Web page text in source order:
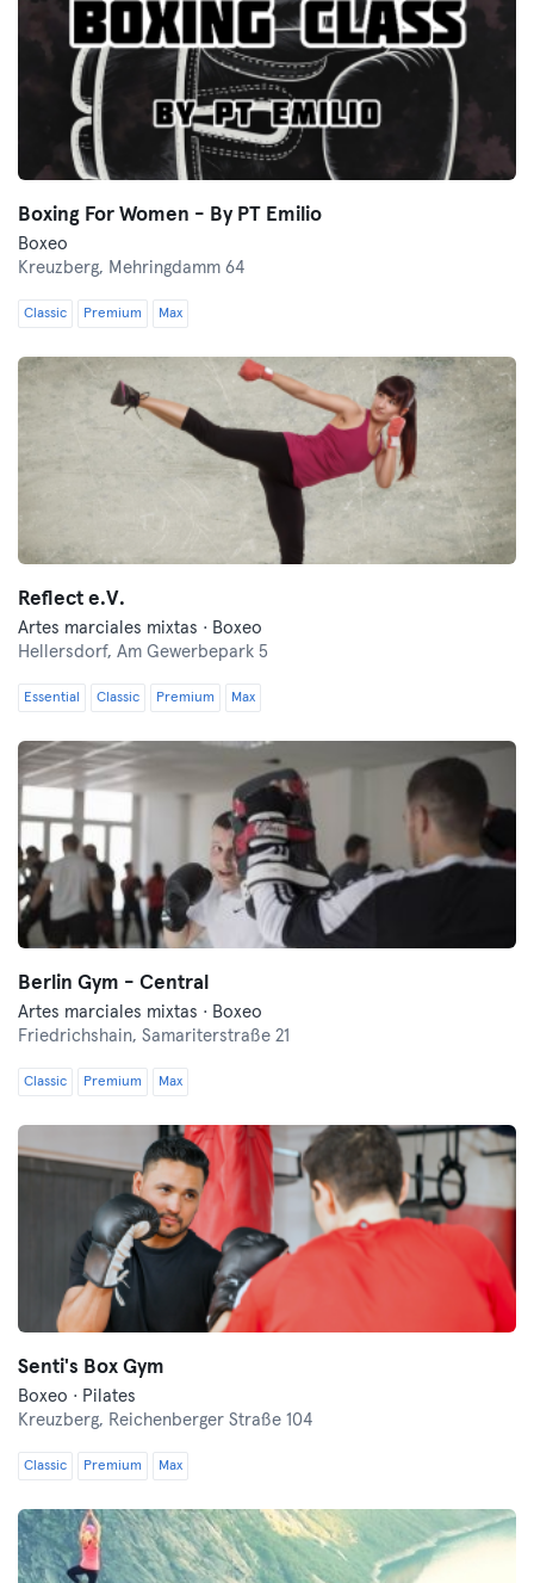
Boxing For Women - By PT Emilio
Boxeo
Kreuzberg, Mehringdamm 64
Classic Premium Max
Reflect e.V.
Artes marciales mixtas · Boxeo
Hellersdorf, Am Gewerbepark 5
Essential Classic Premium Max
Berlin Gym - Central
Artes marciales mixtas · Boxeo
Friedrichshain, Samariterstraße 21
Classic Premium Max
Senti's Box Gym
Boxeo · Pilates
Kreuzberg, Reichenberger Straße 104
Classic Premium Max